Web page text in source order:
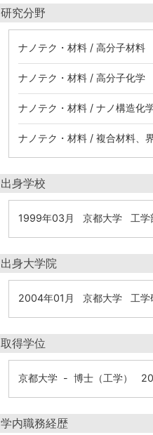
研究分野
ナノテク・材料 / 高分子材料
ナノテク・材料 / 高分子化学
ナノテク・材料 / ナノ構造化
ナノテク・材料 / 複合材料、
出身学校
1999年03月 京都大学 工
出身大学院
2004年01月 京都大学 工学
取得学位
京都大学 - 博士（工学）
学内職務経歴